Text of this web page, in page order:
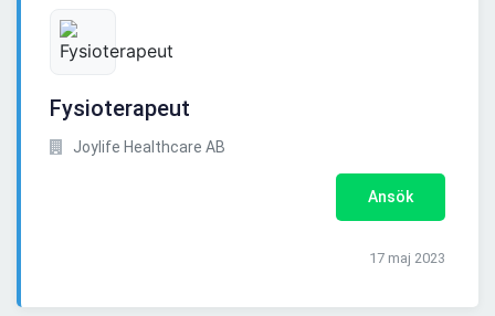
Fysioterapeut
Joylife Healthcare AB
Ansök
17 maj 2023